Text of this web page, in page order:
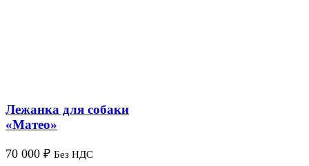
Лежанка для собаки
«Матео»
70 000 ₽ Без НДС